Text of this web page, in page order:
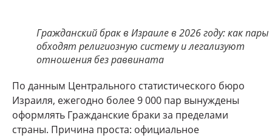
Гражданский брак в Израиле в 2026 году: как пары
обходят религиозную систему и легализуют
отношения без раввината
По данным Центрального статистического бюро
Израиля, ежегодно более 9 000 пар вынуждены
оформлять Гражданские браки за пределами
страны. Причина проста: официальное